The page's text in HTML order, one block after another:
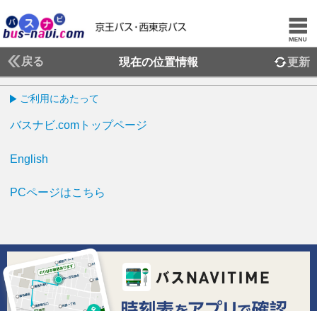
戻る 現在の位置情報 更新
ご利用にあたって
バスナビ.comトップページ
English
PCページはこちら